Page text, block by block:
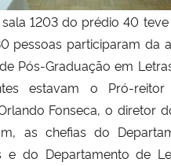
Regional
da União
1203 do prédio 40
pessoas participaram da
Pós-Graduação em
estavam o Pró-reitor
Fonseca, o diretor
as chefias do
e do Departamento de